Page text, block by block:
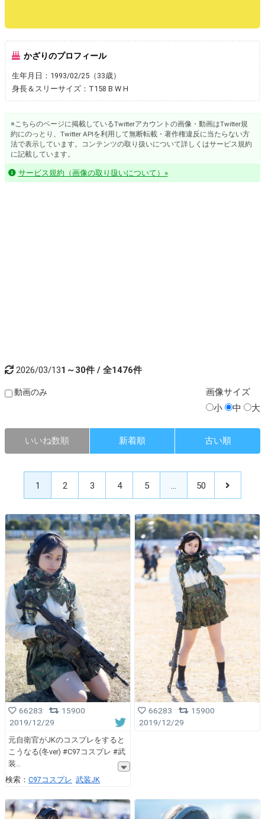
かざりのプロフィール
生年月日：1993/02/25（33歳）
身長＆スリーサイズ：T158 B W H
※こちらのページに掲載しているTwitterアカウントの画像・動画はTwitter規
約にのっとり、Twitter APIを利用して無断転載・著作権違反に当たらない方
法で表示しています。コンテンツの取り扱いについて詳しくはサービス規約
に記載しています。
サービス規約（画像の取り扱いについて）»
2026/03/131～30件 / 全1476件
動画のみ 画像サイズ
小
中 大
いいね数順 新着順 古い順
1 2 3 4 5 … 50
66283
15900
2019/12/29
元自衛官がJKのコスプレをすると
こうなる(冬ver) #C97コスプレ #武
装
検索： C97コスプレ 武装JK
66283
15900
2019/12/29